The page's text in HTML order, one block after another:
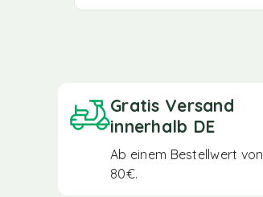
Gratis Versand
innerhalb DE
Ab einem Bestellwert von
80€.